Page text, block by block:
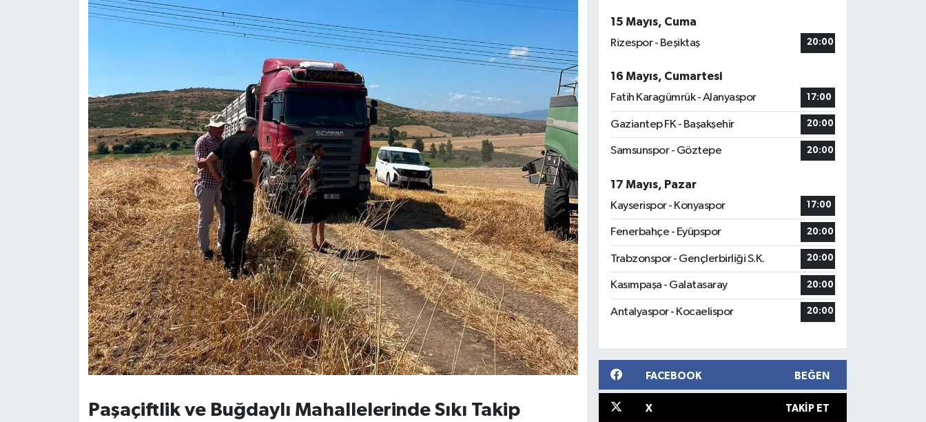
Paşaçiftlik ve Buğdaylı Mahallelerinde Sıkı Takip
15 Mayıs, Cuma
Rizespor - Beşiktaş
20:00
16 Mayıs, Cumartesi
Fatih Karagümrük - Alanyaspor
17:00
Gaziantep FK - Başakşehir 20:00
Samsunspor - Göztepe 20:00
17 Mayıs, Pazar
Kayserispor - Konyaspor
17:00
Fenerbahçe - Eyüpspor 20:00
Trabzonspor - Gençlerbirliği S.K. 20:00
Kasımpaşa - Galatasaray 20:00
Antalyaspor - Kocaelispor 20:00
FACEBOOK BEĞEN
X TAKIP ET
VİZYONDAKİLER